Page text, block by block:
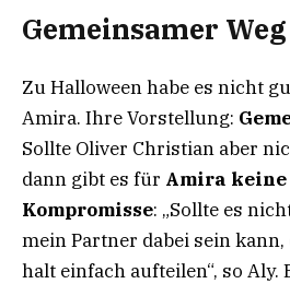
Gemeinsamer Weg
Zu Halloween habe es nicht
Amira. Ihre Vorstellung:
Sollte Oliver Christian aber
dann gibt es für Amira keine
Kompromisse: „Sollte es
mein Partner dabei sein
halt einfach aufteilen“, so Aly.